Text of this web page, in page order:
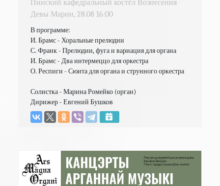
Пинский кафедральный костёл Вознесения
Девы Марии, 28.08 16:00
В программе:
И. Брамс - Хоральные прелюдии
С. Франк - Прелюдии, фуга и вариация для органа
И. Брамс - Два интермеццо для оркестра
О. Респиги - Сюита для органа и струнного оркестра
Солистка - Марина Ромейко (орган)
Дирижер - Евгений Бушков